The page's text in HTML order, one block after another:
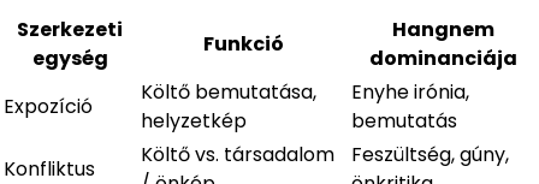
Szerkezeti
egység
Funkció
Hangnem
dominanciája
Expozíció
Költő bemutatása,
helyzetkép
Enyhe irónia,
bemutatás
Konfliktus
Költő vs. társadalom
Feszültség, gúny,